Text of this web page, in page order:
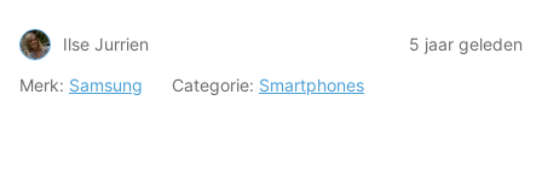
Ilse Jurrien
5 jaar geleden
Merk: Samsung Categorie: Smartphones